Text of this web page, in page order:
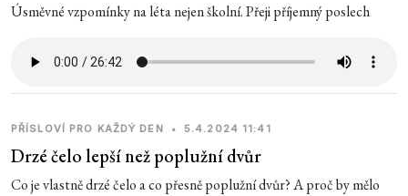
Úsměvné vzpomínky na léta nejen školní. Přeji příjemný poslech
PŘÍSLOVÍ PRO KAŽDÝ DEN • 5.4.2024 11:41
Drzé čelo lepší než poplužní dvůr
Co je vlastně drzé čelo a co přesně poplužní dvůr? A proč by mělo